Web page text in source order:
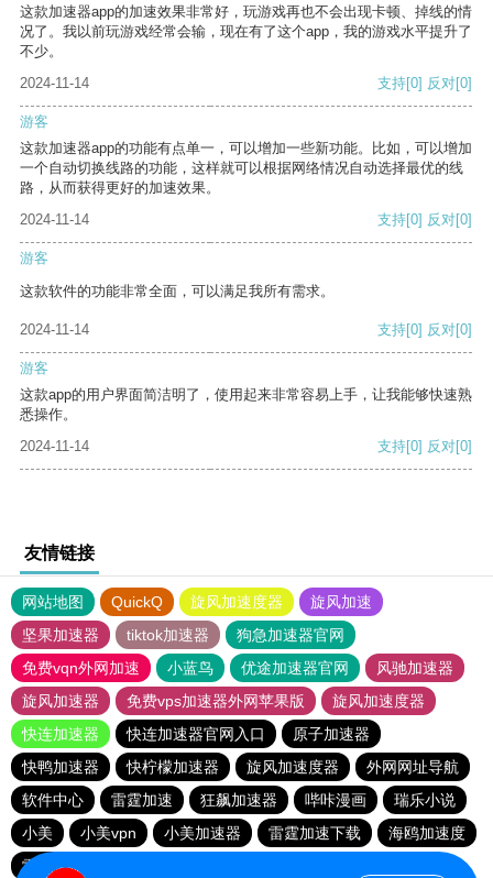
这款加速器app的加速效果非常好，玩游戏再也不会出现卡顿、掉线的情
况了。我以前玩游戏经常会输，现在有了这个app，我的游戏水平提升了
不少。
2024-11-14
支持[0] 反对[0]
游客
这款加速器app的功能有点单一，可以增加一些新功能。比如，可以增加
一个自动切换线路的功能，这样就可以根据网络情况自动选择最优的线
路，从而获得更好的加速效果。
2024-11-14
支持[0] 反对[0]
游客
这款软件的功能非常全面，可以满足我所有需求。
2024-11-14 支持[0] 反对[0]
游客
这款app的用户界面简洁明了，使用起来非常容易上手，让我能够快速熟
悉操作。
2024-11-14
支持[0] 反对[0]
友情链接
网站地图 QuickQ 旋风加速度器
旋风加速
坚果加速器
tiktok加速器
狗急加速器官网
免费vqn外网加速
小蓝鸟 优途加速器官网
风驰加速器
旋风加速器
免费vps加速器外网苹果版
旋风加速度器
快连加速器
快连加速器官网入口
原子加速器
快鸭加速器
快柠檬加速器 旋风加速度器
外网网址导航
软件中心
雷霆加速 狂飙加速器 哔咔漫画
瑞乐小说
小美
小美vpn 小美加速器 雷霆加速下载
海鸥加速度
雷霆加速版ins